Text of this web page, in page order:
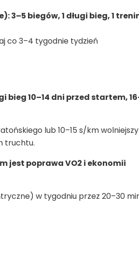
biegów, 1 długi bieg, 1
co 3–4 tygodnie tydzień
bieg 10–14 dni przed startem,
lub 10–15 s/km
truchtu.
jest poprawa VO2 i ekonomii
w tygodniu przez 20–30